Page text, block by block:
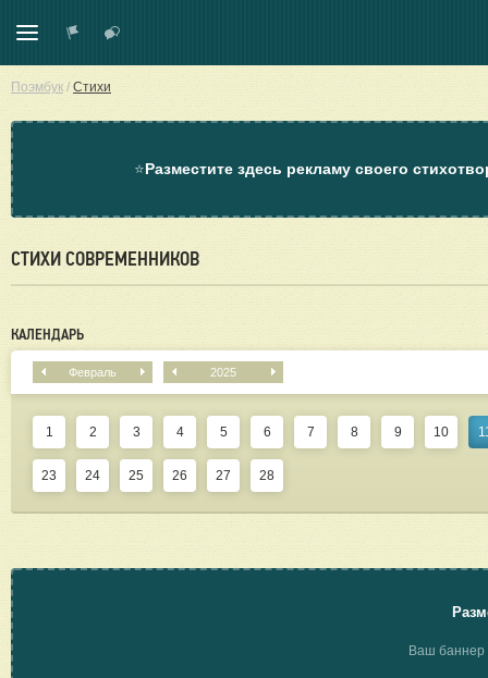
Поэмбук / Стихи
⭐Разместите здесь рекламу своего
СТИХИ СОВРЕМЕННИКОВ
КАЛЕНДАРЬ
Февраль 2025
1 2 3 4 5 6 7 8 9 10
23 24 25 26 27 28
Ваш баннер